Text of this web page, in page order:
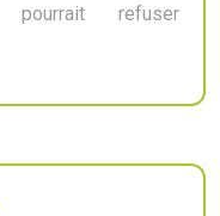
pourrait refuser